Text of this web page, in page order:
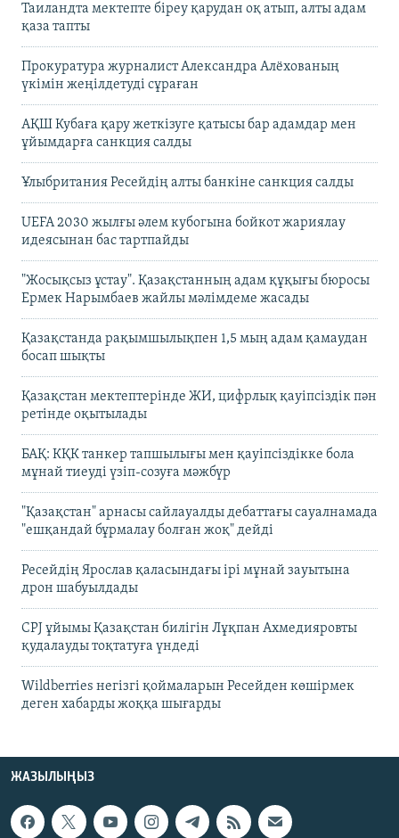
Таиландта мектепте біреу қарудан оқ атып, алты адам
қаза тапты
Прокуратура журналист Александра Алёхованың
үкімін жеңілдетуді сұраған
АҚШ Кубаға қару жеткізуге қатысы бар адамдар мен
ұйымдарға санкция салды
Ұлыбритания Ресейдің алты банкіне санкция салды
UEFA 2030 жылғы әлем кубогына бойкот жариялау
идеясынан бас тартпайды
"Жосықсыз ұстау". Қазақстанның адам құқығы бюросы
Ермек Нарымбаев жайлы мәлімдеме жасады
Қазақстанда рақымшылықпен 1,5 мың адам қамаудан
босап шықты
Қазақстан мектептерінде ЖИ, цифрлық қауіпсіздік пән
ретінде оқытылады
БАҚ: КҚК танкер тапшылығы мен қауіпсіздікке бола
мұнай тиеуді үзіп-созуға мәжбүр
"Қазақстан" арнасы сайлауалды дебаттағы сауалнамада
"ешқандай бұрмалау болған жоқ" дейді
Ресейдің Ярослав қаласындағы ірі мұнай зауытына
дрон шабуылдады
CPJ ұйымы Қазақстан билігін Лұқпан Ахмедияровты
қудалауды тоқтатуға үндеді
Wildberries негізгі қоймаларын Ресейден көшірмек
деген хабарды жоққа шығарды
ЖАЗЫЛЫҢЫЗ